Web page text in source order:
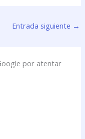
Entrada siguiente →
por atentar